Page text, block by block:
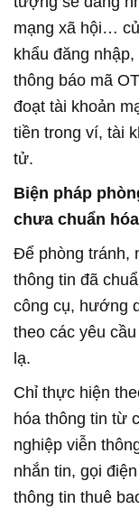
mạng xã hội…
khẩu đăng
thông báo mã
đoạt tài khoản
tiền trong ví, tài
tử.
Biện pháp
chưa chuẩn
Để phòng tránh,
thông tin đã
công cụ, hướng
theo các yêu
lạ.
Chỉ thực hiện
hóa thông tin từ
nghiệp viễn
nhắn tin, gọi
thông tin thuê